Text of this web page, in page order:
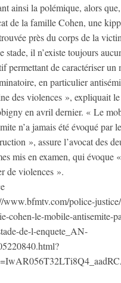
ainsi la polémique, alors
de la famille Cohen, une
près du corps de la
stade, il n’existe toujours
permettant de caractériser un
en particulier
des violences », expliquait
en avril dernier. « Le
n’a jamais été évoqué par
», assure l’avocat des
mis en examen, qui évoque
de violences ».
www.bfmtv.com/police-
cohen-le-mobile-antisemite-
de-l-enquete_AN-